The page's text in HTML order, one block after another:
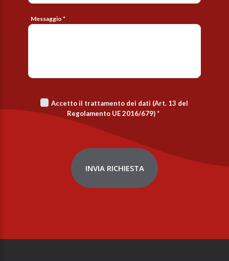
Messaggio *
Accetto il trattamento dei dati (Art. 13 del
Regolamento UE 2016/679)*
INVIA RICHIESTA